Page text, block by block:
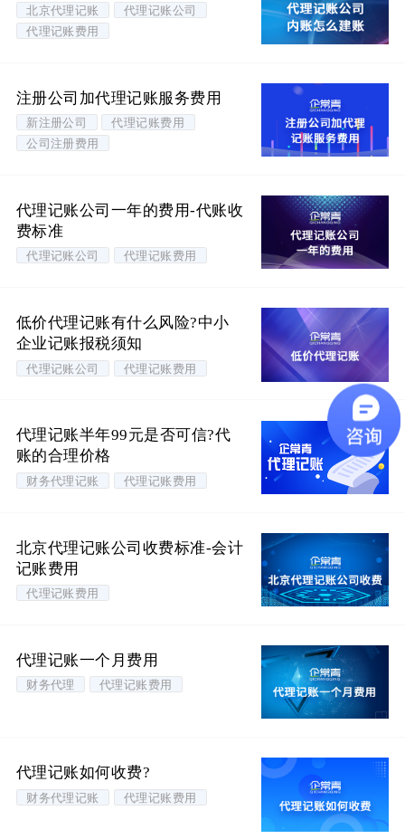
北京代理记账
代理记账公司
代理记账费用
注册公司加代理记账服务费用
新注册公司
代理记账费用
公司注册费用
代理记账公司一年的费用-代账收
费标准
代理记账公司 代理记账费用
低价代理记账有什么风险?中小
企业记账报税须知
代理记账公司 代理记账费用
代理记账半年99元是否可信?代
账的合理价格
财务代理记账 代理记账费用
北京代理记账公司收费标准-会计
记账费用
代理记账费用
代理记账一个月费用
财务代理 代理记账费用
代理记账如何收费?
财务代理记账 代理记账费用